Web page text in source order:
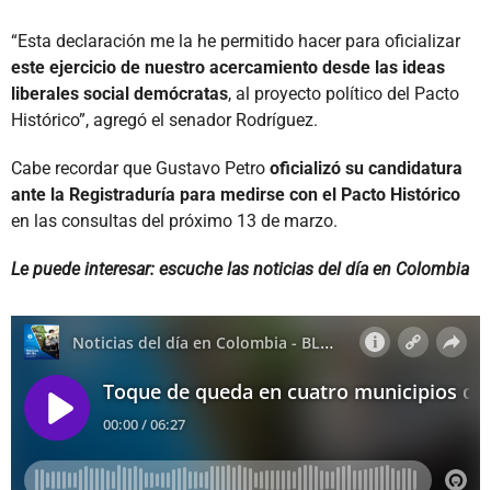
“Esta declaración me la he permitido hacer para oficializar
este ejercicio de nuestro acercamiento desde las ideas
liberales social demócratas, al proyecto político del Pacto
Histórico”, agregó el senador Rodríguez.
Cabe recordar que Gustavo Petro oficializó su candidatura
ante la Registraduría para medirse con el Pacto Histórico
en las consultas del próximo 13 de marzo.
Le puede interesar: escuche las noticias del día en Colombia